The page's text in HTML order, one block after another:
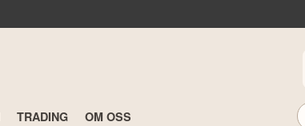
TRADING OM OSS